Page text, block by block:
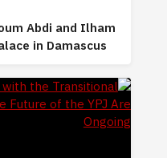
Abdi and Ilham
in Damascus